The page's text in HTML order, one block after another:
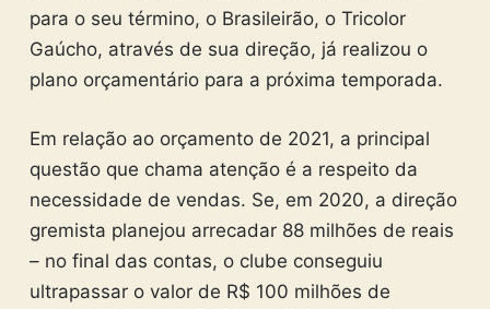
para o seu término, o Brasileirão, o Tricolor
Gaúcho, através de sua direção, já realizou o
plano orçamentário para a próxima temporada.
Em relação ao orçamento de 2021, a principal
questão que chama atenção é a respeito da
necessidade de vendas. Se, em 2020, a direção
gremista planejou arrecadar 88 milhões de reais
– no final das contas, o clube conseguiu
ultrapassar o valor de R$ 100 milhões de